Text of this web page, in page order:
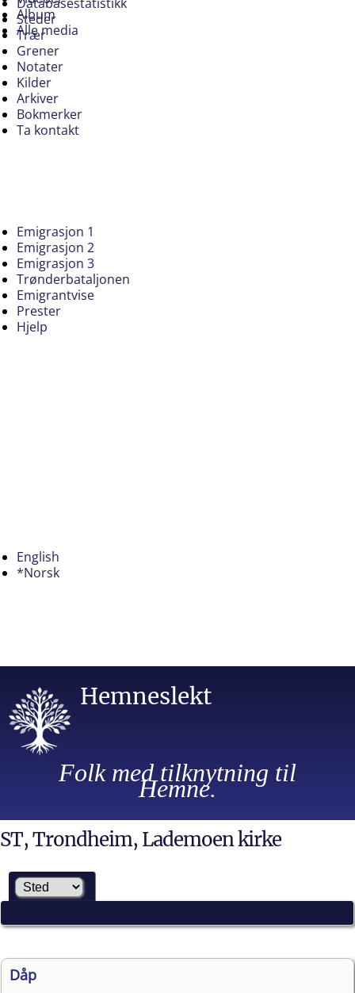
Album
Alle media
Steder
Trær
Grener
Notater
Kilder
Arkiver
Bokmerker
Ta kontakt
Emigrasjon 1
Emigrasjon 2
Emigrasjon 3
Trønderbataljonen
Emigrantvise
Prester
Hjelp
English
*Norsk
Hemneslekt
Folk med tilknytning til
Hemne.
ST, Trondheim, Lademoen kirke
Dåp